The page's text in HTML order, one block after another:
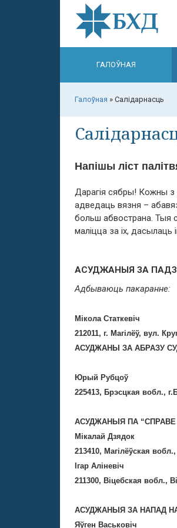
ГАЛОЎНАЯ
Галоўная » Салідарнасць
Напішы ліст
Дарагія сябры! Кожны з
адведаць вязня –
больш абвострана. Тыя
маліцца за іх, дасылаць
АСУДЖАНЫЯ ЗА
Адбываюць пакаранне:
Мікола Статкевіч
212011, г. Магілёў, вул.
АСУДЖАНЫ ЗА АБРАЗУ
Юрый Рубцоў
225413, Брэсцкая вобл.,
АСУДЖАНЫЯ ПА “СПРАВЕ
Мікалай Дзядок
213410, Магілёўская
Ігар Аліневіч
211300, Віцебская вобл.,
АСУДЖАНЫЯ ЗА НАПАД
Яўген Васьковіч